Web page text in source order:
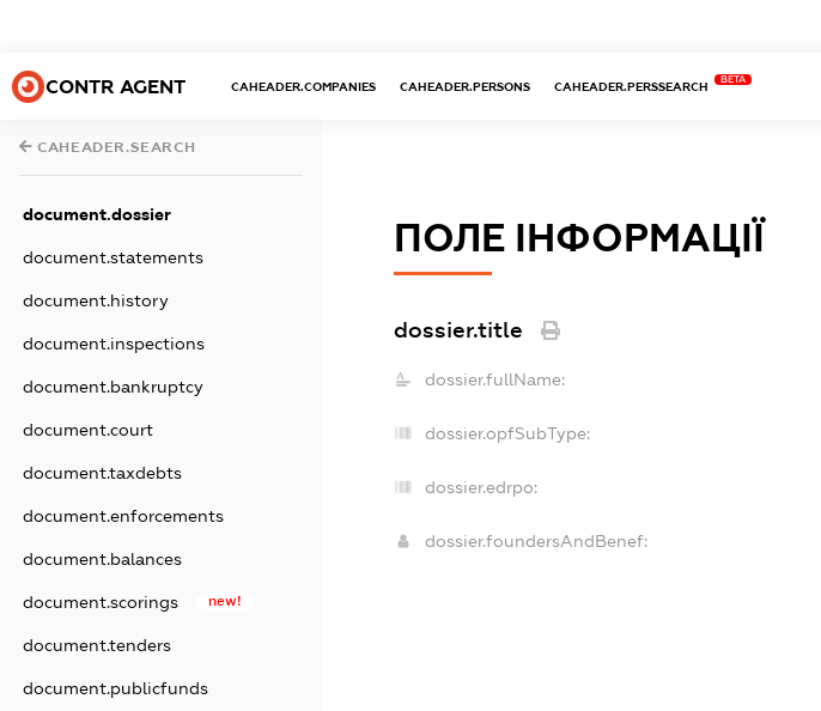
CONTR AGENT CAHEADER.COMPANIES CAHEADER.PERSONS CAHEADER.PERSSEARCH
BETA
CAHEADER.SEARCH
document.dossier
document.statements
document.history
document.inspections
document.bankruptcy
document.court
document.taxdebts
document.enforcements
document.balances
document.scorings new!
document.tenders
document.publicfunds
ПОЛЕ ІНФОРМАЦІЇ
dossier.title
dossier.fullName:
dossier.opfSubType:
dossier.edrpo:
dossier.foundersAndBenef: